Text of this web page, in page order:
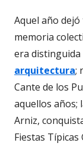
Aquel año
memoria
era distinguida
arquitectura;
Cante de los
aquellos años;
Arniz,
Fiestas Típicas